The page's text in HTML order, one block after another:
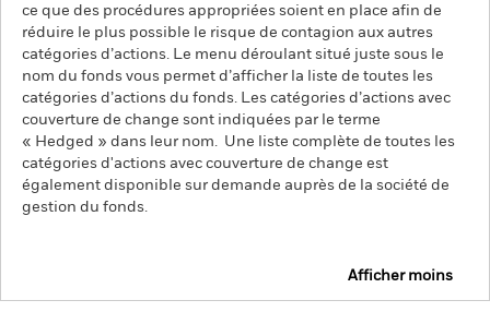
ce que des procédures appropriées soient en place afin de
réduire le plus possible le risque de contagion aux autres
catégories d’actions. Le menu déroulant situé juste sous le
nom du fonds vous permet d’afficher la liste de toutes les
catégories d’actions du fonds. Les catégories d’actions avec
couverture de change sont indiquées par le terme
« Hedged » dans leur nom. Une liste complète de toutes les
catégories d'actions avec couverture de change est
également disponible sur demande auprès de la société de
gestion du fonds.
Afficher moins